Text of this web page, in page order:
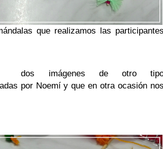
que realizamos las participantes
dos imágenes de otro
por Noemí y que en otra ocasión nos